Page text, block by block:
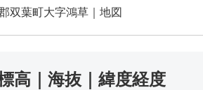
双葉町大字鴻草｜地図
高｜海抜｜緯度経度